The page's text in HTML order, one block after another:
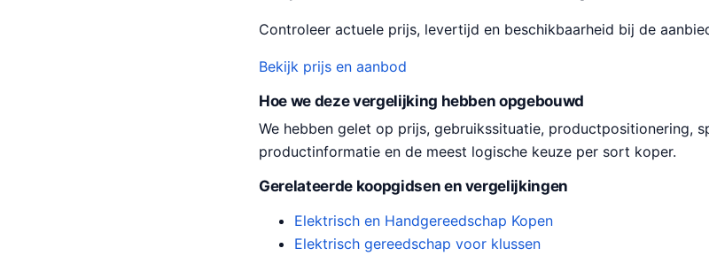
Controleer actuele prijs, levertijd en beschikbaarheid bij de
Bekijk prijs en aanbod
Hoe we deze vergelijking hebben opgebouwd
We hebben gelet op prijs, gebruikssituatie, productpositionering,
productinformatie en de meest logische keuze per sort koper.
Gerelateerde koopgidsen en vergelijkingen
Elektrisch en Handgereedschap Kopen
Elektrisch gereedschap voor klussen